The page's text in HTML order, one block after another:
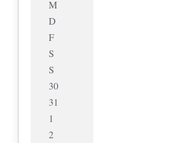
M
D
F
S
S
30
31
1
2